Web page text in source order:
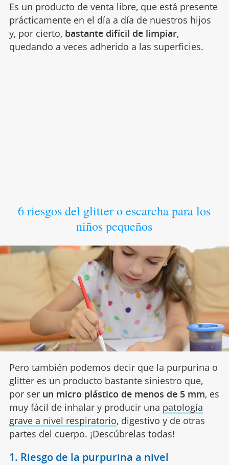
Es un producto de venta libre, que está presente
prácticamente en el día a día de nuestros hijos
y, por cierto, bastante difícil de limpiar,
quedando a veces adherido a las superficies.
6 riesgos del glitter o escarcha para los
niños pequeños
Pero también podemos decir que la purpurina o
glitter es un producto bastante siniestro que,
por ser un micro plástico de menos de 5 mm, es
muy fácil de inhalar y producir una patología
grave a nivel respiratorio, digestivo y de otras
partes del cuerpo. ¡Descúbrelas todas!
1. Riesgo de la purpurina a nivel